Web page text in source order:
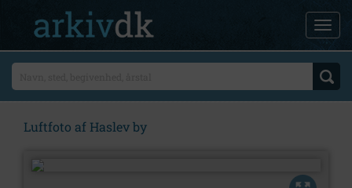
Luftfoto af Haslev by